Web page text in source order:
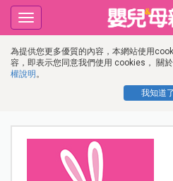
為提供您更多優質的內容，本網站使用
容，即表示您同意我們使用 cookies， 關
權說明 。
我知道了
Toggle
navigation